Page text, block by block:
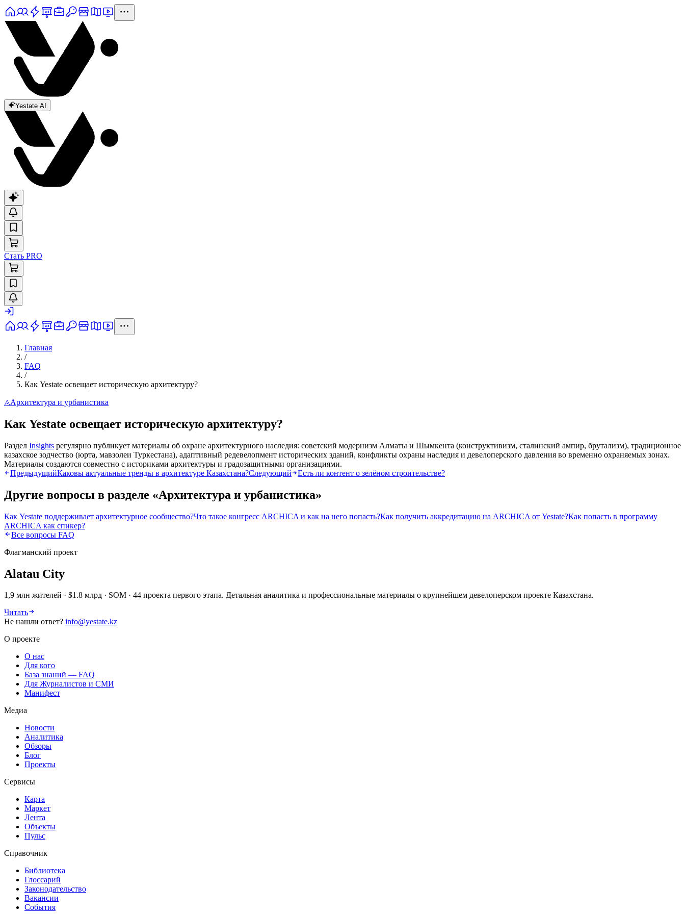
Yestate AI
Стать PRO
Главная
/
FAQ
/
Как Yestate освещает историческую архитектуру?
◬Архитектура и урбанистика
Как Yestate освещает историческую архитектуру?
Раздел Insights регулярно публикует материалы об охране архитектурного наследия: советский модернизм Алматы и Шымкента (конструктивизм, сталинский ампир, брутализм), традиционное
казахское зодчество (юрта, мавзолеи Туркестана), адаптивный редевелопмент исторических зданий, конфликты охраны наследия и девелоперского давления во временно охраняемых зонах.
Материалы создаются совместно с историками архитектуры и градозащитными организациями.
ПредыдущийКаковы актуальные тренды в архитектуре Казахстана?Следующий Есть ли контент о зелёном строительстве?
Другие вопросы в разделе «Архитектура и урбанистика»
Как Yestate поддерживает архитектурное сообщество?Что такое конгресс ARCHICA и как на него попасть?Как получить аккредитацию на ARCHICA от Yestate?Как попасть в программу
ARCHICA как спикер?
Все вопросы FAQ
Флагманский проект
Alatau City
1,9 млн жителей · $1.8 млрд · SOM · 44 проекта первого этапа. Детальная аналитика и профессиональные материалы о крупнейшем девелоперском проекте Казахстана.
Читать
Не нашли ответ? info@yestate.kz
О проекте
О нас
Для кого
База знаний — FAQ
Для Журналистов и СМИ
Манифест
Медиа
Новости
Аналитика
Обзоры
Блог
Проекты
Сервисы
Карта
Маркет
Лента
Объекты
Пульс
Справочник
Библиотека
Глоссарий
Законодательство
Вакансии
События